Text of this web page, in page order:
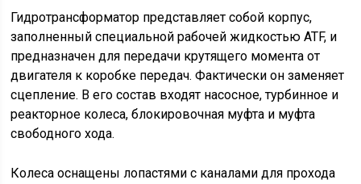
Гидротрансформатор представляет собой корпус,
заполненный специальной рабочей жидкостью ATF, и
предназначен для передачи крутящего момента от
двигателя к коробке передач. Фактически он заменяет
сцепление. В его состав входят насосное, турбинное и
реакторное колеса, блокировочная муфта и муфта
свободного хода.
Колеса оснащены лопастями с каналами для прохода